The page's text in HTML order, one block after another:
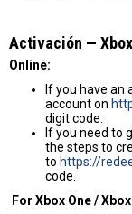
Activación —
Online:
If you have an
account on
digit code.
If you need to
the steps to
to https://
code.
For Xbox One /